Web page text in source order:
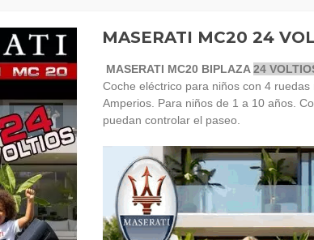
MASERATI MC20 24
MASERATI MC20 BIPLAZA24
Coche eléctrico para niños con 4
Amperios. Para niños de 1 a 10 años.
puedan controlar el paseo.